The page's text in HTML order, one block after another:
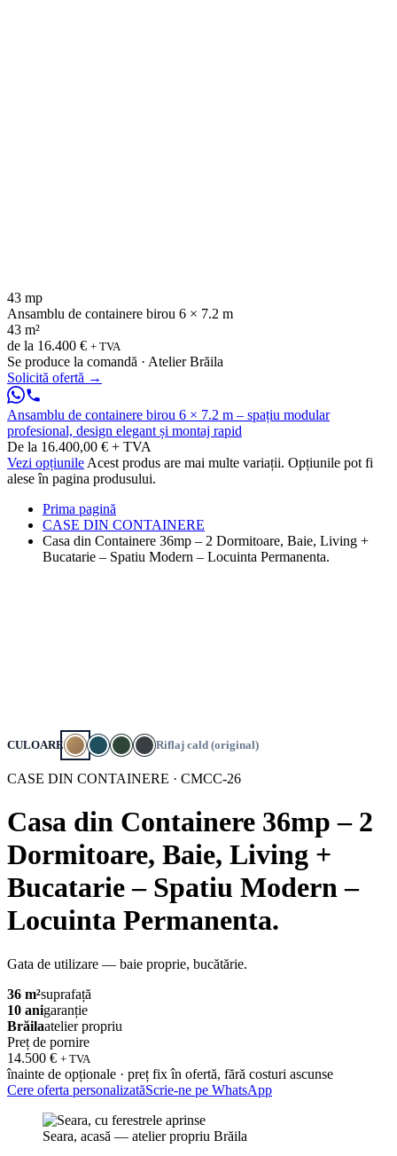
43 mp
Ansamblu de containere birou 6 × 7.2 m
43 m²
de la 16.400 € + TVA
Se produce la comandă · Atelier Brăila
Solicită ofertă →
Ansamblu de containere birou 6 × 7.2 m – spațiu modular
profesional, design elegant și montaj rapid
De la 16.400,00 € + TVA
Vezi opțiunile Acest produs are mai multe variații. Opțiunile pot fi
alese în pagina produsului.
Prima pagină
CASE DIN CONTAINERE
Casa din Containere 36mp – 2 Dormitoare, Baie, Living +
Bucatarie – Spatiu Modern – Locuinta Permanenta.
CULOARE Riflaj cald (original)
CASE DIN CONTAINERE · CMCC-26
Casa din Containere 36mp – 2
Dormitoare, Baie, Living +
Bucatarie – Spatiu Modern –
Locuinta Permanenta.
Gata de utilizare — baie proprie, bucătărie.
36 m²suprafață
10 anigaranție
Brăilaatelier propriu
Preț de pornire
14.500 € + TVA
înainte de opționale · preț fix în ofertă, fără costuri ascunse
Cere oferta personalizatăScrie-ne pe WhatsApp
Seara, acasă — atelier propriu Brăila